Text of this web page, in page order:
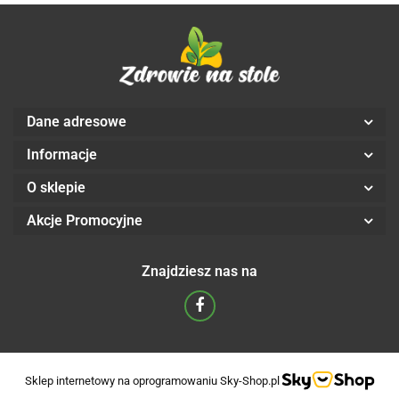
Dane adresowe
Informacje
O sklepie
Akcje Promocyjne
Znajdziesz nas na
Sklep internetowy na oprogramowaniu Sky-Shop.pl